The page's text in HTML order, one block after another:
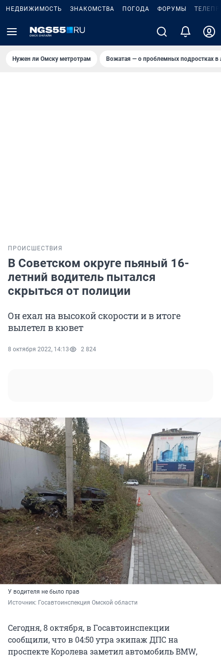
НЕДВИЖИМОСТЬ ЗНАКОМСТВА ПОГОДА ФОРУМЫ
Нужен ли Омску метротрам Вожатая — о проблемных подростках в
ПРОИСШЕСТВИЯ
В Советском округе пьяный 16-
летний водитель пытался
скрыться от полиции
Он ехал на высокой скорости и в итоге
вылетел в кювет
8 октября 2022, 14:13 2 824
У водителя не было прав
Источник: Госавтоинспекция Омской области
Сегодня, 8 октября, в Госавтоинспекции
сообщили, что в 04:50 утра экипаж ДПС на
проспекте Королева заметил автомобиль BMW,